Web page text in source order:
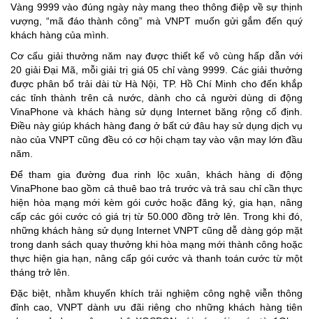
Vàng 9999 vào đúng ngày này mang theo thông điệp về sự thịnh
vượng, “mã đáo thành công” mà VNPT muốn gửi gắm đến quý
khách hàng của mình.
Cơ cấu giải thưởng năm nay được thiết kế vô cùng hấp dẫn với
20 giải Đại Mã, mỗi giải trị giá 05 chỉ vàng 9999. Các giải thưởng
được phân bổ trải dài từ Hà Nội, TP. Hồ Chí Minh cho đến khắp
các tỉnh thành trên cả nước, dành cho cả người dùng di động
VinaPhone và khách hàng sử dụng Internet băng rộng cố định.
Điều này giúp khách hàng đang ở bất cứ đâu hay sử dụng dịch vụ
nào của VNPT cũng đều có cơ hội chạm tay vào vận may lớn đầu
năm.
Để tham gia đường đua rinh lộc xuân, khách hàng di động
VinaPhone bao gồm cả thuê bao trả trước và trả sau chỉ cần thực
hiện hòa mạng mới kèm gói cước hoặc đăng ký, gia hạn, nâng
cấp các gói cước có giá trị từ 50.000 đồng trở lên. Trong khi đó,
những khách hàng sử dụng Internet VNPT cũng dễ dàng góp mặt
trong danh sách quay thưởng khi hòa mạng mới thành công hoặc
thực hiện gia hạn, nâng cấp gói cước và thanh toán cước từ một
tháng trở lên.
Đặc biệt, nhằm khuyến khích trải nghiệm công nghệ viễn thông
đỉnh cao, VNPT dành ưu đãi riêng cho những khách hàng tiên